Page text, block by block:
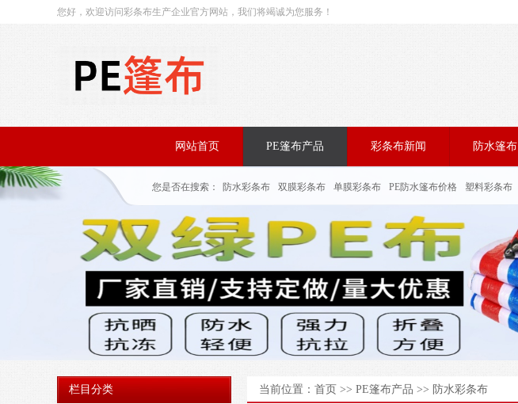
您好，欢迎访问彩条布生产企业官方网站，我们将竭诚为您服务！
您是否在搜索： 防水彩条布 双膜彩条布 单膜彩条布 PE防水篷布价格 塑料彩条布
网站首页 PE篷布产品 彩条布新闻 防水篷布
栏目分类 当前位置： 首页 >> PE篷布产品 >> 防水彩条布